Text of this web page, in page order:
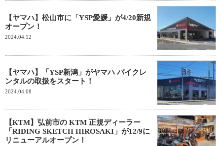
【ヤマハ】松山市に「YSP愛媛」が4/20新規
オープン！
2024.04.12
【ヤマハ】「YSP新潟」がヤマハ バイクレ
ンタルの取扱をスタート！
2024.04.08
【KTM】弘前市の KTM 正規ディーラー
「RIDING SKETCH HIROSAKI」が12/9に
リニューアルオープン！